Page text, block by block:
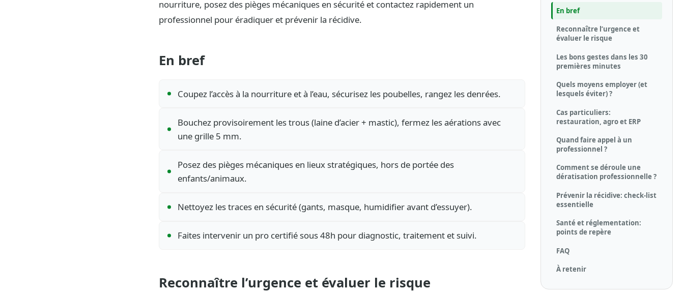
nourriture, posez des pièges mécaniques en sécurité et contactez rapidement un
professionnel pour éradiquer et prévenir la récidive.
En bref
Coupez l’accès à la nourriture et à l’eau, sécurisez les poubelles, rangez les denrées.
Bouchez provisoirement les trous (laine d’acier + mastic), fermez les aérations avec
une grille 5 mm.
Posez des pièges mécaniques en lieux stratégiques, hors de portée des
enfants/animaux.
Nettoyez les traces en sécurité (gants, masque, humidifier avant d’essuyer).
Faites intervenir un pro certifié sous 48h pour diagnostic, traitement et suivi.
Reconnaître l’urgence et évaluer le risque
En bref
Reconnaître l’urgence et
évaluer le risque
Les bons gestes dans les 30
premières minutes
Quels moyens employer (et
lesquels éviter) ?
Cas particuliers:
restauration, agro et ERP
Quand faire appel à un
professionnel ?
Comment se déroule une
dératisation professionnelle ?
Prévenir la récidive: check-list
essentielle
Santé et réglementation:
points de repère
FAQ
À retenir